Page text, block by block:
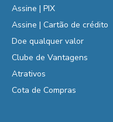
Assine | PIX
Assine | Cartão de crédito
Doe qualquer valor
Clube de Vantagens
Atrativos
Cota de Compras